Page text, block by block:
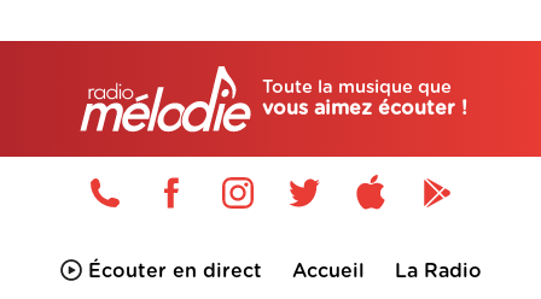
Toute la musique que
vous aimez écouter !
Écouter en direct Accueil La Radio